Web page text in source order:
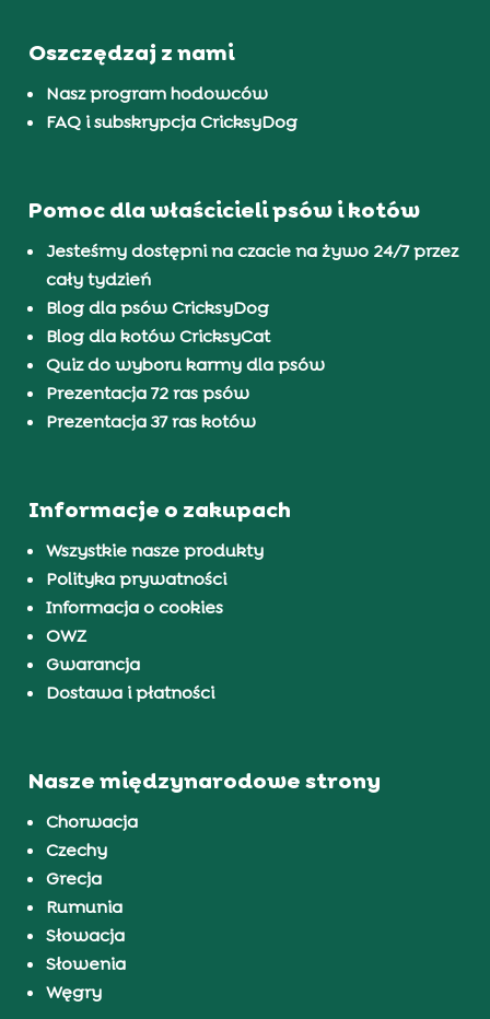
Oszczędzaj z nami
Nasz program hodowców
FAQ i subskrypcja CricksyDog
Pomoc dla właścicieli psów i kotów
Jesteśmy dostępni na czacie na żywo 24/7 przez
cały tydzień
Blog dla psów CricksyDog
Blog dla kotów CricksyCat
Quiz do wyboru karmy dla psów
Prezentacja 72 ras psów
Prezentacja 37 ras kotów
Informacje o zakupach
Wszystkie nasze produkty
Polityka prywatności
Informacja o cookies
OWZ
Gwarancja
Dostawa i płatności
Nasze międzynarodowe strony
Chorwacja
Czechy
Grecja
Rumunia
Słowacja
Słowenia
Węgry